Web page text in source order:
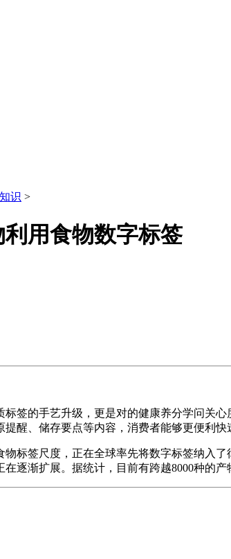
识 >
用食物数字标签
的手艺升级，更是对的健康养分学问关心
醒、储存要点等内容，消费者能够更便利快
签尺度，正在全球率先将数字标签纳入了
逐渐扩展。据统计，目前有跨越8000种的产